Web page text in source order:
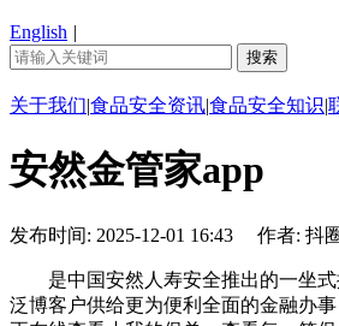
English |
关于我们|食品安全资讯|食品安全知识|
安然金管家app
发布时间: 2025-12-01 16:43 作者: 抖
是中国安然人寿安全推出的一坐式
泛博客户供给更为便利全面的金融办